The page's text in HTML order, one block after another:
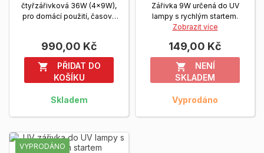
čtyřzářivková 36W (4x9W),
pro domácí použití, časový
990,00 Kč

PŘIDAT DO
KOŠÍKU
Skladem
Zářivka 9W určená do UV
lampy s rychlým startem.
Zobrazit více
149,00 Kč

NENÍ
SKLADEM
Vyprodáno
VYPRODÁNO